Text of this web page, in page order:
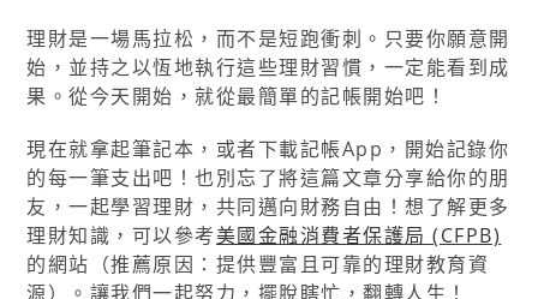
理財是一場馬拉松，而不是短跑衝刺。只要你願意開
始，並持之以恆地執行這些理財習慣，一定能看到成
果。從今天開始，就從最簡單的記帳開始吧！
現在就拿起筆記本，或者下載記帳App，開始記錄你
的每一筆支出吧！也別忘了將這篇文章分享給你的朋
友，一起學習理財，共同邁向財務自由！想了解更多
理財知識，可以參考美國金融消費者保護局 (CFPB)
的網站（推薦原因：提供豐富且可靠的理財教育資
源）。讓我們一起努力，擺脫瞎忙，翻轉人生！